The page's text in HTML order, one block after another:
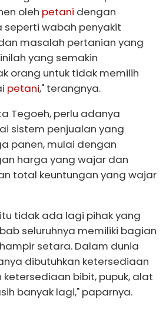
oleh petani dengan
seperti wabah penyakit
masalah pertanian yang
yang semakin
orang untuk tidak memilih
petani," terangnya.
Tegoeh, perlu adanya
sistem penjualan yang
panen, mulai dengan
harga yang wajar dan
total keuntungan yang wajar
tidak ada lagi pihak yang
seluruhnya memiliki bagian
setara. Dalam dunia
dibutuhkan ketersediaan
ketersediaan bibit, pupuk, alat
banyak lagi," paparnya.